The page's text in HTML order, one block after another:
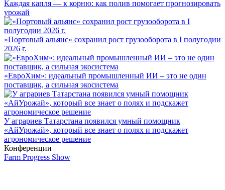
Каждая капля — к корню: как полив помогает прогнозировать
урожай
«Портовый альянс» сохранил рост грузооборота в I полугодии
2026 г.
«ЕвроХим»: идеальный промышленный ИИ – это не один
поставщик, а сильная экосистема
У аграриев Татарстана появился умный помощник
«АйУрожай», который все знает о полях и подскажет
агрономическое решение
Конференции
Farm Progress Show